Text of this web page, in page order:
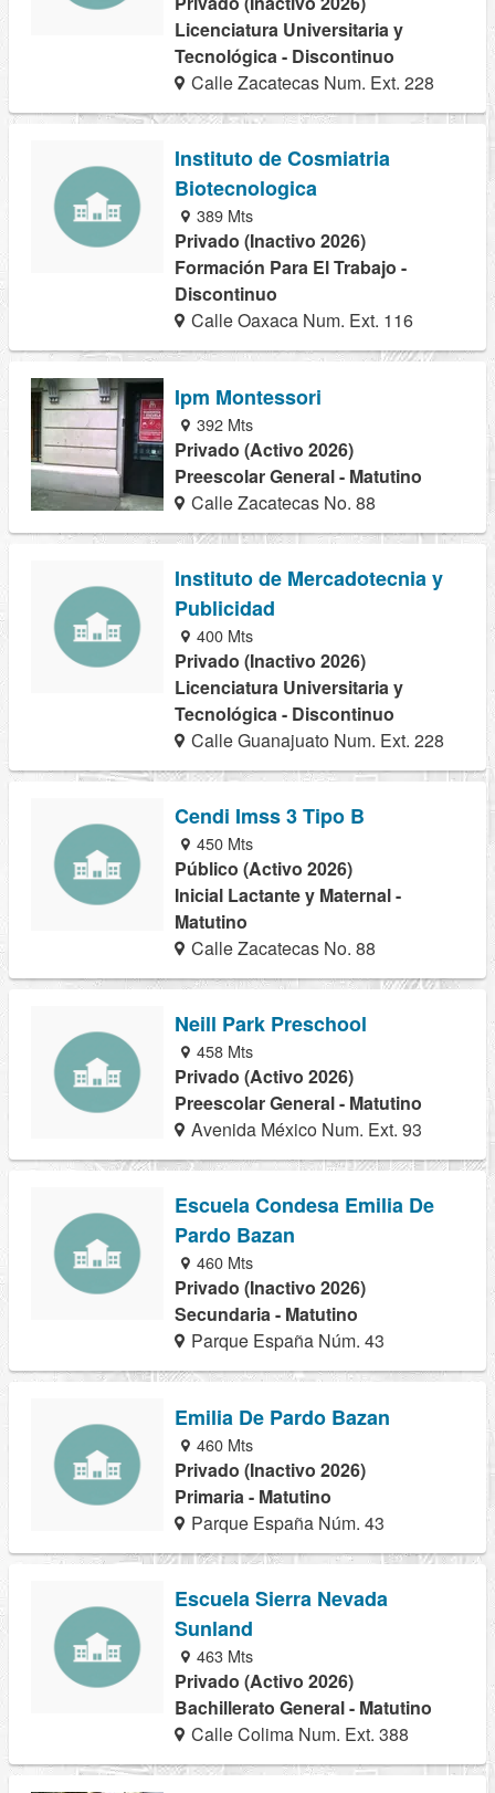
Licenciatura Universitaria y
Tecnológica - Discontinuo
Calle Zacatecas Num. Ext. 228
Instituto de Cosmiatria
Biotecnologica
389 Mts
Privado (Inactivo 2026)
Formación Para El Trabajo -
Discontinuo
Calle Oaxaca Num. Ext. 116
Ipm Montessori
392 Mts
Privado (Activo 2026)
Preescolar General - Matutino
Calle Zacatecas No. 88
Instituto de Mercadotecnia y
Publicidad
400 Mts
Privado (Inactivo 2026)
Licenciatura Universitaria y
Tecnológica - Discontinuo
Calle Guanajuato Num. Ext. 228
Cendi Imss 3 Tipo B
450 Mts
Público (Activo 2026)
Inicial Lactante y Maternal -
Matutino
Calle Zacatecas No. 88
Neill Park Preschool
458 Mts
Privado (Activo 2026)
Preescolar General - Matutino
Avenida México Num. Ext. 93
Escuela Condesa Emilia De
Pardo Bazan
460 Mts
Privado (Inactivo 2026)
Secundaria - Matutino
Parque España Núm. 43
Emilia De Pardo Bazan
460 Mts
Privado (Inactivo 2026)
Primaria - Matutino
Parque España Núm. 43
Escuela Sierra Nevada
Sunland
463 Mts
Privado (Activo 2026)
Bachillerato General - Matutino
Calle Colima Num. Ext. 388